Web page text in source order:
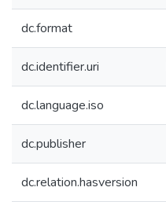
dc.format
dc.identifier.uri
dc.language.iso
dc.publisher
dc.relation.hasversion